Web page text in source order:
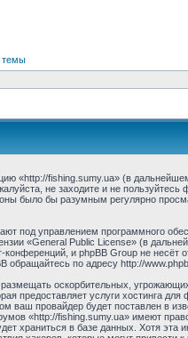
темы
«http://fishing.sumy.ua» (в
не заходите и не
было бы разумным регулярно
под управлением программного
«General Public License» (в
конференций, и phpBB Group не несёт
обращайтесь по адресу http://
оскорбительных,
предоставляет услуги хостинга
ваш провайдер будет поставлен в
«http://fishing.sumy.ua» имеют
храниться в базе данных. Хотя эта